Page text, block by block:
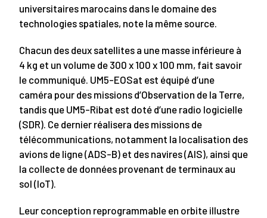
universitaires marocains dans le domaine des
technologies spatiales, note la même source.
Chacun des deux satellites a une masse inférieure à
4 kg et un volume de 300 x 100 x 100 mm, fait savoir
le communiqué. UM5-EOSat est équipé d’une
caméra pour des missions d’Observation de la Terre,
tandis que UM5-Ribat est doté d’une radio logicielle
(SDR). Ce dernier réalisera des missions de
télécommunications, notamment la localisation des
avions de ligne (ADS-B) et des navires (AIS), ainsi que
la collecte de données provenant de terminaux au
sol (IoT).
Leur conception reprogrammable en orbite illustre